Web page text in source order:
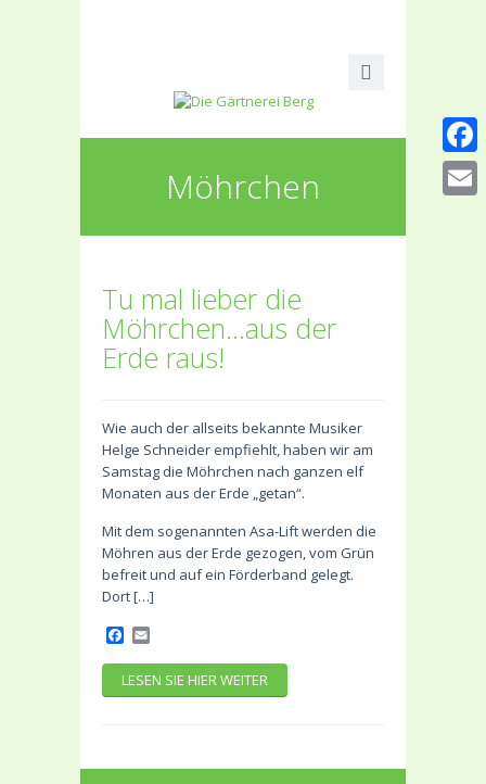
Möhrchen
Tu mal lieber die
Möhrchen…aus der
Erde raus!
Wie auch der allseits bekannte Musiker
Helge Schneider empfiehlt, haben wir am
Samstag die Möhrchen nach ganzen elf
Monaten aus der Erde „getan“.
Mit dem sogenannten Asa-Lift werden die
Möhren aus der Erde gezogen, vom Grün
befreit und auf ein Förderband gelegt.
Dort […]
Facebook
LESEN SIE HIER WEITER